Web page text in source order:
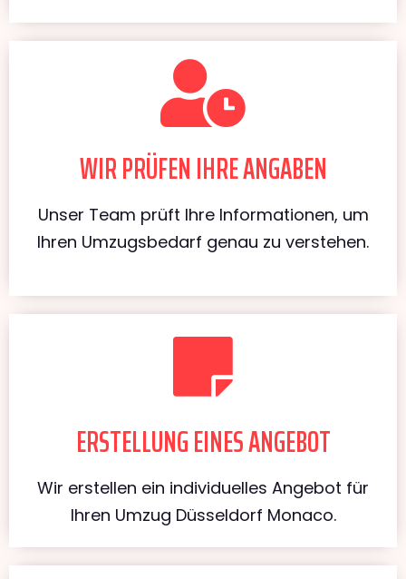
WIR PRÜFEN IHRE ANGABEN
Unser Team prüft Ihre Informationen, um
Ihren Umzugsbedarf genau zu verstehen.
ERSTELLUNG EINES ANGEBOT
Wir erstellen ein individuelles Angebot für
Ihren Umzug Düsseldorf Monaco.